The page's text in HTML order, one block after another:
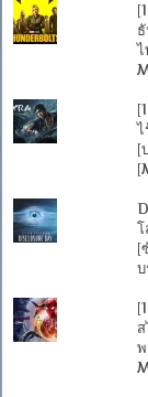
[
[